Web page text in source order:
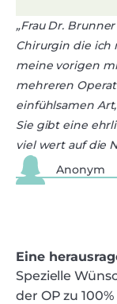
„Frau Dr.
Chirurgin die ich
meine vorigen
mehreren
einfühlsamen
Sie gibt eine
viel wert auf die
Anonym
Eine
Spezielle
der OP zu